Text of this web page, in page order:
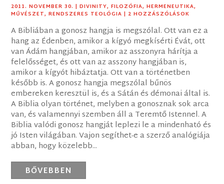
2011. NOVEMBER 30. |DIVINITY,FILOZÓFIA,HERMENEUTIKA,
MŰVÉSZET,RENDSZERES TEOLÓGIA | 2 HOZZÁSZÓLÁSOK
A Bibliában a gonosz hangja is megszólal. Ott van ez a
hang az Édenben, amikor a kígyó megkísérti Évát, ott
van Ádám hangjában, amikor az asszonyra hárítja a
felelősséget, és ott van az asszony hangjában is,
amikor a kígyót hibáztatja. Ott van a történetben
később is. A gonosz hangja megszólal bűnös
embereken keresztül is, és a Sátán és démonai által is.
A Biblia olyan történet, melyben a gonosznak sok arca
van, és valamennyi szemben áll a Teremtő Istennel. A
Biblia valódi gonosz hangját leplezi le a mindenható és
jó Isten világában. Vajon segíthet-e a szerző analógiája
abban, hogy közelebb...
BŐVEBBEN